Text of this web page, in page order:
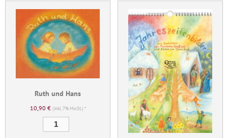
Ruth und Hans
10,90 € (inkl. 7% MwSt.) *
und